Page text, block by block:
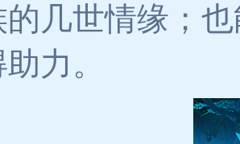
几世情缘；
力。